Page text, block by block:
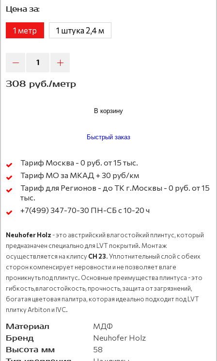
Цена за:
1 метр 1 штука 2,4 м
308 руб./метр
В корзину
Быстрый заказ
Тариф Москва - 0 руб. от 15 тыс.
Тариф МО за МКАД + 30 руб/км
Тариф для Регионов - до ТК г.Москвы - 0 руб. от 15
тыс.
+7(499) 347-70-30 ПН-СБ с 10-20 ч
Neuhofer Holz- это австрийский влагостойкий плинтус, который
предназначен специально для LVT покрытий. Монтаж
осуществляется на клипсу CH 23. Уплотнительный слой с обеих
сторон компенсирует неровности и не позволяет влаге
проникнуть под плинтус. Основные преимущества плинтуса - это
гибкость,влагостойкость, прочность, защита от загрязнений,
богатая цветовая палитра, которая идеально подходит под LVT
плитку Arbiton и IVC.
Материал МДФ
Бренд Neuhofer Holz
Высота мм 58